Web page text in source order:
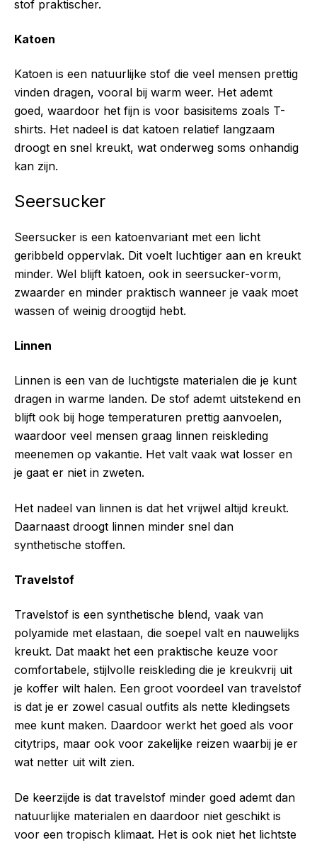
stof praktischer.
Katoen
Katoen is een natuurlijke stof die veel mensen prettig
vinden dragen, vooral bij warm weer. Het ademt
goed, waardoor het fijn is voor basisitems zoals T-
shirts. Het nadeel is dat katoen relatief langzaam
droogt en snel kreukt, wat onderweg soms onhandig
kan zijn.
Seersucker
Seersucker is een katoenvariant met een licht
geribbeld oppervlak. Dit voelt luchtiger aan en kreukt
minder. Wel blijft katoen, ook in seersucker-vorm,
zwaarder en minder praktisch wanneer je vaak moet
wassen of weinig droogtijd hebt.
Linnen
Linnen is een van de luchtigste materialen die je kunt
dragen in warme landen. De stof ademt uitstekend en
blijft ook bij hoge temperaturen prettig aanvoelen,
waardoor veel mensen graag linnen reiskleding
meenemen op vakantie. Het valt vaak wat losser en
je gaat er niet in zweten.
Het nadeel van linnen is dat het vrijwel altijd kreukt.
Daarnaast droogt linnen minder snel dan
synthetische stoffen.
Travelstof
Travelstof is een synthetische blend, vaak van
polyamide met elastaan, die soepel valt en nauwelijks
kreukt. Dat maakt het een praktische keuze voor
comfortabele, stijlvolle reiskleding die je kreukvrij uit
je koffer wilt halen. Een groot voordeel van travelstof
is dat je er zowel casual outfits als nette kledingsets
mee kunt maken. Daardoor werkt het goed als voor
citytrips, maar ook voor zakelijke reizen waarbij je er
wat netter uit wilt zien.
De keerzijde is dat travelstof minder goed ademt dan
natuurlijke materialen en daardoor niet geschikt is
voor een tropisch klimaat. Het is ook niet het lichtste